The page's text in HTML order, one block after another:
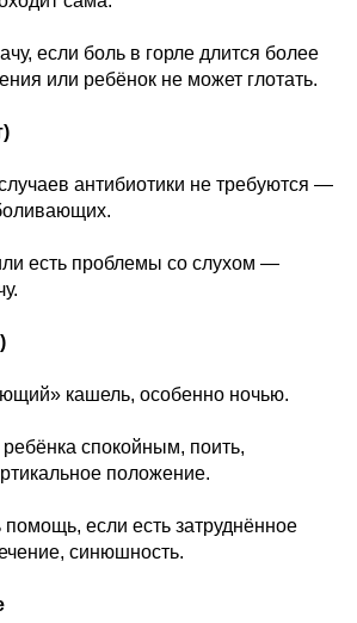
если боль в горле длится более
или ребёнок не может глотать.
антибиотики не требуются —
есть проблемы со слухом —
кашель, особенно ночью.
спокойным, поить,
положение.
если есть затруднённое
синюшность.